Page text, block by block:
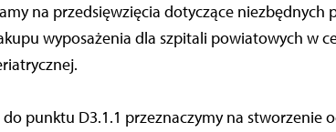
na przedsięwzięcia dotyczące niezbędnych
wyposażenia dla szpitali powiatowych w
punktu D3.1.1 przeznaczymy na stworzenie